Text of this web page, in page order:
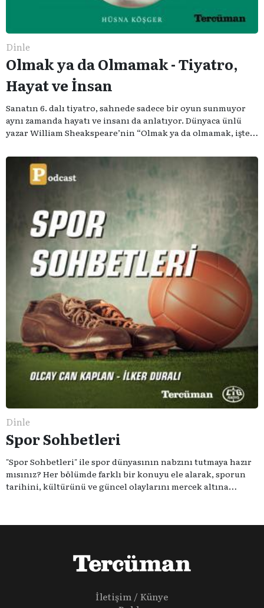
Dinle
Olmak ya da Olmamak - Tiyatro,
Hayat ve İnsan
Sanatın 6. dalı tiyatro, sahnede sadece bir oyun sunmuyor
aynı zamanda hayatı ve insanı da anlatıyor. Dünyaca ünlü
yazar William Sheakspeare’nin “Olmak ya da olmamak, işte
serimizde; tiyatroyu, alanının uzman isimleriyle
konuşuyoruz..
Dinle
Spor Sohbetleri
"Spor Sohbetleri" ile spor dünyasının nabzını tutmaya hazır
mısınız? Her bölümde farklı bir konuyu ele alarak, sporun
tarihini, kültürünü ve güncel olaylarını mercek altına
olmadığına inananlardansanız "Spor Sohbetleri" tam size
İletişim / Künye